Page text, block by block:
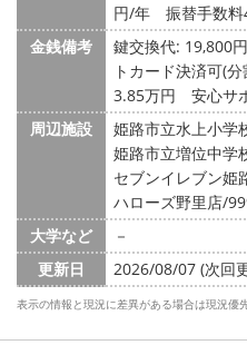
円/年 振替手数
金銭備考
鍵交換代: 19,800円
トカード決済可(
3.85万円 安心サ
周辺施設
姫路市立水上小学
姫路市立増位中学
セブンイレブン姫
ハローズ野里店/
大学など
－
更新日
2026/08/07 (次回
表示の情報と現況に差異がある場合は現況優